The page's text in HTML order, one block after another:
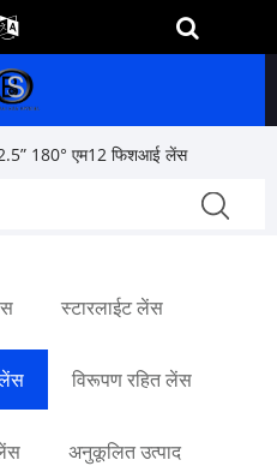
180° एम12 फिशआई लेंस
स्टारलाईट लेंस
विरूपण रहित लेंस
अनुकूलित उत्पाद